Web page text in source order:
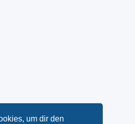
um dir den